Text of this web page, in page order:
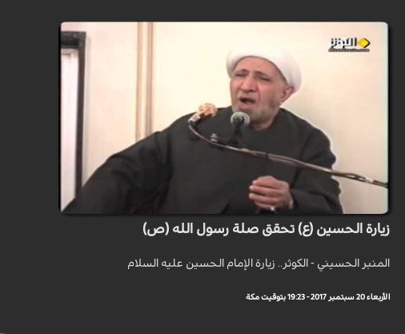
زيارة الحسين (ع) تحقق صلة رسول الله (ص)
المنبر الحسيني - الكوثر.. زيارة الإمام الحسين عليه السلام
الأربعاء 20 سبتمبر 2017 - 19:23 بتوقيت مكة